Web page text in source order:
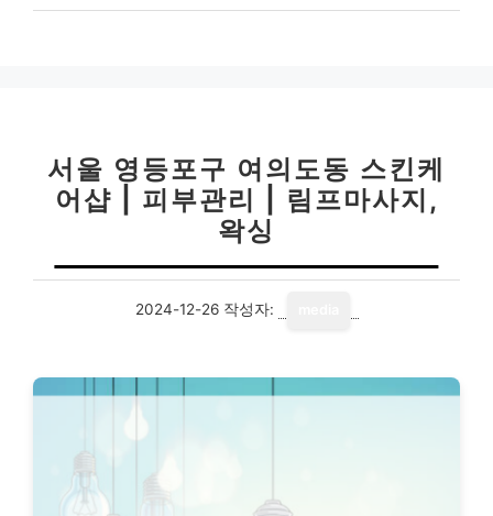
서울 영등포구 여의도동 스킨케
어샵 | 피부관리 | 림프마사지,
왁싱
2024-12-26 작성자: